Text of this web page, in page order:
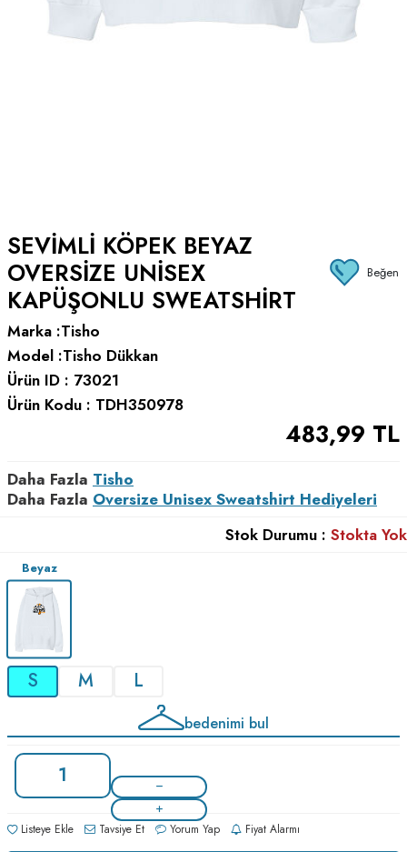
SEVIMLI KÖPEK BEYAZ
OVERSIZE UNISEX
KAPÜŞONLU SWEATSHIRT
Beğen
Marka :Tisho
Model :Tisho Dükkan
Ürün ID : 73021
Ürün Kodu : TDH350978
483,99 TL
Daha Fazla Tisho
Daha Fazla Oversize Unisex Sweatshirt Hediyeleri
Stok Durumu : Stokta Yok
Beyaz
S M L
bedenimi bul
Listeye Ekle Tavsiye Et Yorum Yap Fiyat Alarmı